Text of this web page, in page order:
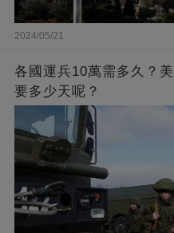
2024/05/21
各國運兵10萬需多久？
要多少天呢？